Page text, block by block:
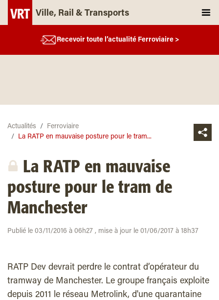
Ville, Rail & Transports
Recevoir toute l’actualité Ferroviaire >
Actualités
Ferroviaire
La RATP en mauvaise posture pour le tram...
La RATP en mauvaise
posture pour le tram de
Manchester
Publié le 03/11/2016 à 06h27 , mise à jour le 01/06/2017 à 18h37
RATP Dev devrait perdre le contrat d’opérateur du
tramway de Manchester. Le groupe français exploite
depuis 2011 le réseau Metrolink, d'une quarantaine